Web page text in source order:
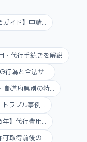
イド】申請...
・代行手続きを解説
為と合法サ...
道府県別の特...
ラブル事例...
】代行費用...
取得前後の...